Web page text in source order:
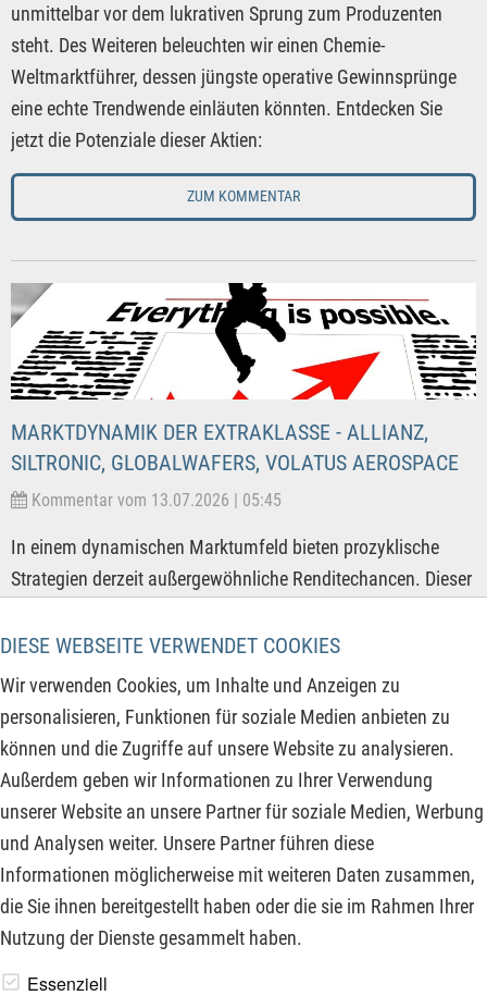
DIESE WEBSEITE VERWENDET COOKIES
Wir verwenden Cookies, um Inhalte und Anzeigen zu
personalisieren, Funktionen für soziale Medien anbieten zu
können und die Zugriffe auf unsere Website zu analysieren.
Außerdem geben wir Informationen zu Ihrer Verwendung
unserer Website an unsere Partner für soziale Medien, Werbung
und Analysen weiter. Unsere Partner führen diese
Informationen möglicherweise mit weiteren Daten zusammen,
die Sie ihnen bereitgestellt haben oder die sie im Rahmen Ihrer
Nutzung der Dienste gesammelt haben.
Essenziell
unmittelbar vor dem lukrativen Sprung zum Produzenten
steht. Des Weiteren beleuchten wir einen Chemie-
Weltmarktführer, dessen jüngste operative Gewinnsprünge
eine echte Trendwende einläuten könnten. Entdecken Sie
jetzt die Potenziale dieser Aktien:
ZUM KOMMENTAR
MARKTDYNAMIK DER EXTRAKLASSE - ALLIANZ,
SILTRONIC, GLOBALWAFERS, VOLATUS AEROSPACE
Kommentar vom 13.07.2026 | 05:45
In einem dynamischen Marktumfeld bieten prozyklische
Strategien derzeit außergewöhnliche Renditechancen. Dieser
aktuell durch fundamentale Stärke glänzen. Von explosiver
KI-Fantasie im Halbleiterbereich über strategische Gewinner
im 160-Mrd.-Dollar-Markt für Drohnentechnologie bis hin zu
einem deutschen Finanz-Schwergewicht auf Allzeithoch mit
starker Dividendenrendite. Was sind die Katalysatoren hinter
diesen Megatrends und warum sich das Weiterlesen für Ihr
Portfolio definitiv auszahlt.
www.derfinanzinvestor.de - © 2026 - Die Publikation für